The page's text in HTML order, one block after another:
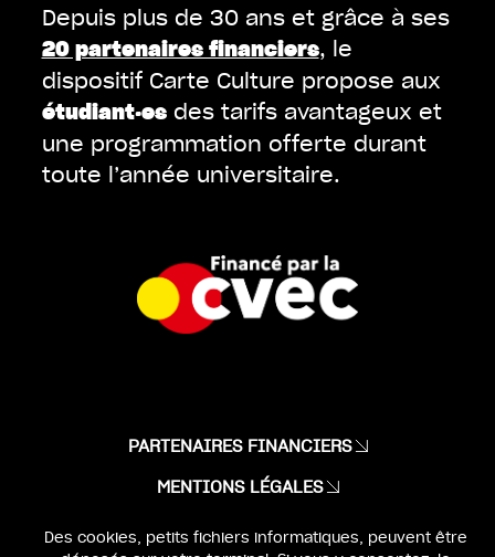
Depuis plus de 30 ans et grâce à ses
20 partenaires financiers, le
dispositif Carte Culture propose aux
étudiant·esdes tarifs avantageux et
une programmation offerte durant
toute l’année universitaire.
PARTENAIRES FINANCIERS
MENTIONS LÉGALES
IDENTITÉ & WEBDESIGN :
BEN & JO
Des cookies, petits fichiers informatiques, peuvent être